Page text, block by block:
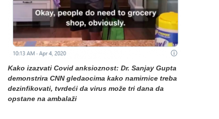
Kako izazvati Covid anksioznost: Dr. Sanjay Gupta
demonstrira CNN gledaocima kako namirnice treba
dezinfikovati, tvrdeći da virus može tri dana da
opstane na ambalaži